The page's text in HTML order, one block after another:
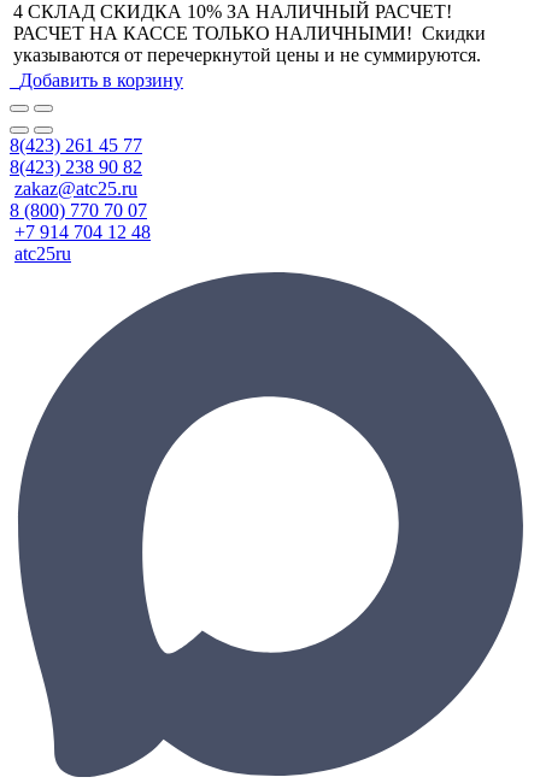
4 СКЛАД СКИДКА 10% ЗА НАЛИЧНЫЙ РАСЧЕТ!
РАСЧЕТ НА КАССЕ ТОЛЬКО НАЛИЧНЫМИ! Скидки
указываются от перечеркнутой цены и не суммируются.
Добавить в корзину
8(423) 261 45 77
8(423) 238 90 82
zakaz@atc25.ru
8 (800) 770 70 07
+7 914 704 12 48
atc25ru